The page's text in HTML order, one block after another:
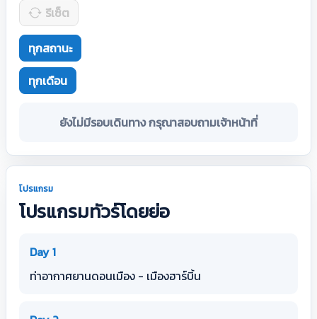
รีเซ็ต
ทุกสถานะ
ทุกเดือน
ยังไม่มีรอบเดินทาง กรุณาสอบถามเจ้าหน้าที่
โปรแกรม
โปรแกรมทัวร์โดยย่อ
Day 1
ท่าอากาศยานดอนเมือง - เมืองฮาร์บิ้น